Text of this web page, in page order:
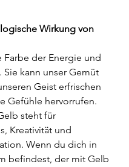
Wirkung von
Farbe der Energie und
Sie kann unser Gemüt
Geist erfrischen
Gefühle hervorrufen.
steht für
Kreativität und
Wenn du dich in
befindest, der mit Gelb